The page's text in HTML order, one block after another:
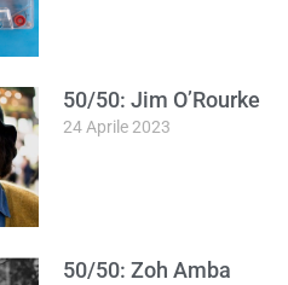
50/50: Jim O’Rourke
24 Aprile 2023
50/50: Zoh Amba